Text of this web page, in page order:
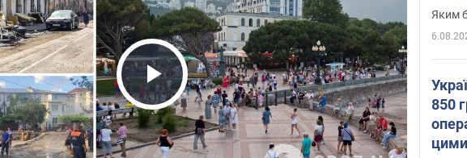
Play Video
Яким
850